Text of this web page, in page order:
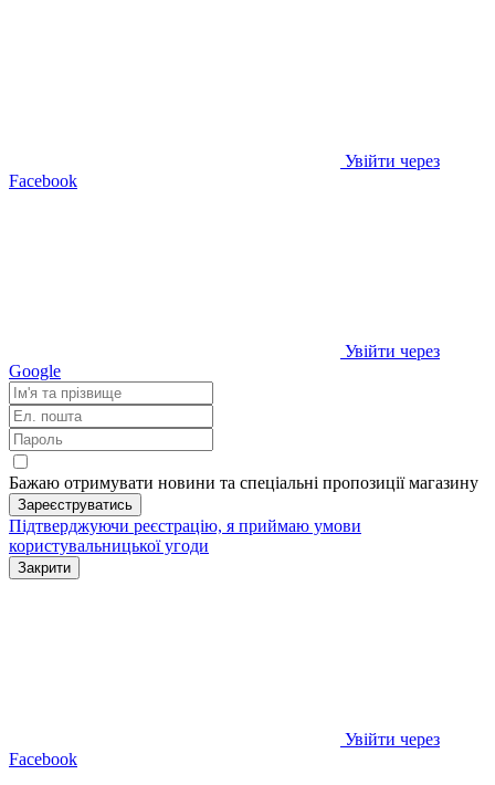
Увійти через
Facebook
Увійти через
Google
Бажаю отримувати новини та спеціальні пропозиціїмагазину
Зареєструватись
Підтверджуючи реєстрацію, я приймаю умови
користувальницької угоди
Закрити
Увійти через
Facebook